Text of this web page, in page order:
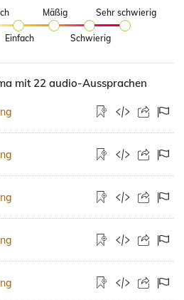
Einfach
Mäßig
Schwierig
Sehr schwierig
mit 22 audio-Aussprachen